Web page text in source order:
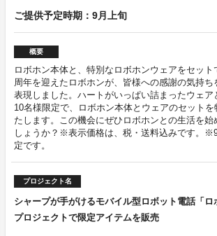
ご提供予定時期：9月上旬
概要
ロボホン本体と、特別なロボホンウェアをセッ
周年を迎えたロボホンが、皆様への感謝の気持
表現しました。ハートがいっぱい詰まったウェア
10名様限定で、ロボホン本体とウェアのセット
たします。この機会にぜひロボホンとの生活を
しょうか？※表示価格は、税・送料込みです。
定です。
プロジェクト名
シャープが手がけるモバイル型ロボット電話「ロ
プロジェクトで限定アイテムを販売